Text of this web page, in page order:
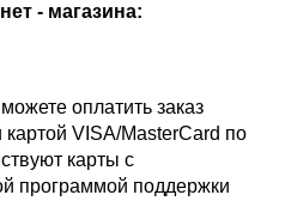
- магазина:
оплатить заказ
VISA/MasterCard по
карты с
программой поддержки